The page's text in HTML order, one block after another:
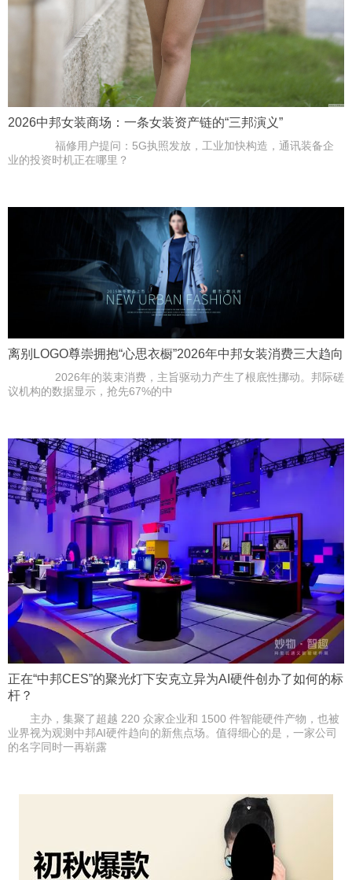
2026中邦女装商场：一条女装资产链的“三邦演义”
福修用户提问：5G执照发放，工业加快构造，通讯装备企
业的投资时机正在哪里？
离别LOGO尊崇拥抱“心思衣橱”2026年中邦女装消费三大趋向
2026年的装束消费，主旨驱动力产生了根底性挪动。邦际磋
议机构的数据显示，抢先67%的中
正在“中邦CES”的聚光灯下安克立异为AI硬件创办了如何的标
杆？
主办，集聚了超越 220 众家企业和 1500 件智能硬件产物，也被
业界视为观测中邦AI硬件趋向的新焦点场。值得细心的是，一家公司
的名字同时一再崭露